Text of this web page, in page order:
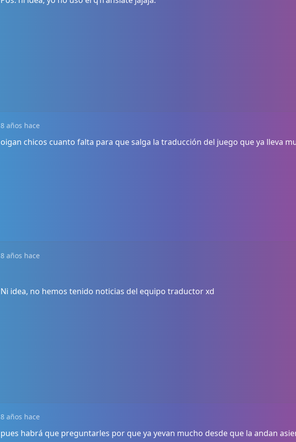
8 años hace
oigan chicos cuanto falta para que salga la traducción del juego que ya lleva
8 años hace
Ni idea, no hemos tenido noticias del equipo traductor xd
8 años hace
pues habrá que preguntarles por que ya yevan mucho desde que la andan